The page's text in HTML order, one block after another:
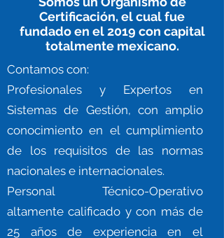
Certificación, el cual fue
fundado en el 2019 con capital
totalmente mexicano.
Contamos con:
Profesionales y Expertos en
Sistemas de Gestión, con amplio
conocimiento en el cumplimiento
de los requisitos de las normas
nacionales e internacionales.
Personal Técnico-Operativo
altamente calificado y con más de
25 años de experiencia en el